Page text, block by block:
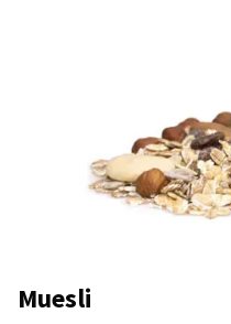
Muesli